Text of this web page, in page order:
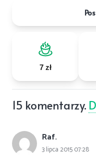
7 zł
15 komentarzy.
Raf.
3 lipca 2015 07:28